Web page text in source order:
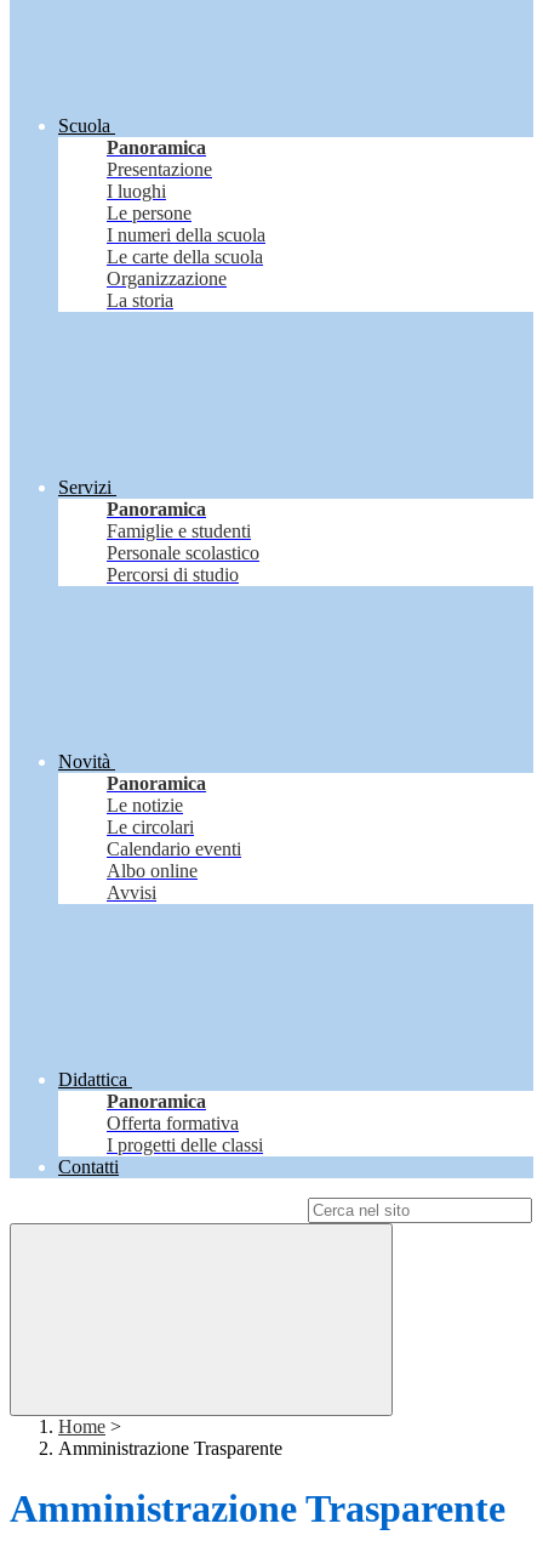
Scuola
Panoramica
Presentazione
I luoghi
Le persone
I numeri della scuola
Le carte della scuola
Organizzazione
La storia
Servizi
Panoramica
Famiglie e studenti
Personale scolastico
Percorsi di studio
Novità
Panoramica
Le notizie
Le circolari
Calendario eventi
Albo online
Avvisi
Didattica
Panoramica
Offerta formativa
I progetti delle classi
Contatti
Home >
Amministrazione Trasparente
Amministrazione Trasparente